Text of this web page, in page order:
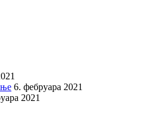
6. фебруара 2021
2021